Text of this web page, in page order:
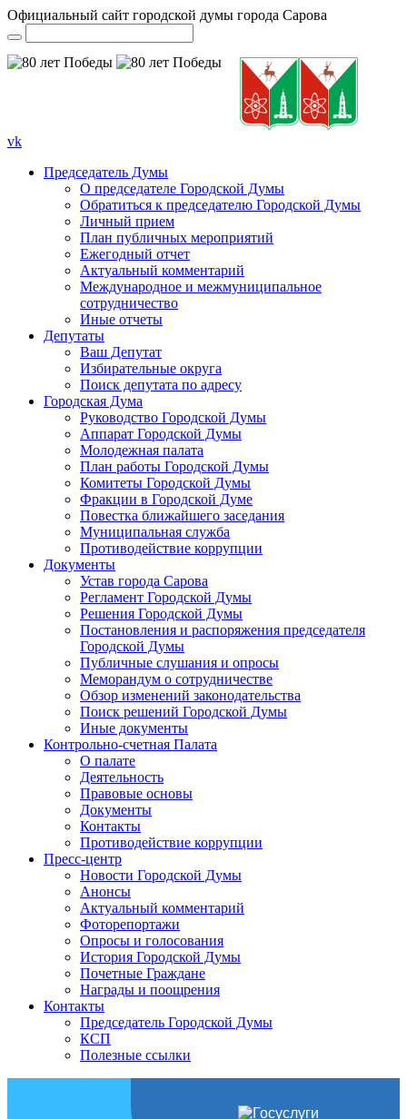
Официальный сайт городской думы города Сарова
vk
Председатель Думы
О председателе Городской Думы
Обратиться к председателю Городской Думы
Личный прием
План публичных мероприятий
Ежегодный отчет
Актуальный комментарий
Международное и межмуниципальное
сотрудничество
Иные отчеты
Депутаты
Ваш Депутат
Избирательные округа
Поиск депутата по адресу
Городская Дума
Руководство Городской Думы
Аппарат Городской Думы
Молодежная палата
План работы Городской Думы
Комитеты Городской Думы
Фракции в Городской Думе
Повестка ближайшего заседания
Муниципальная служба
Противодействие коррупции
Документы
Устав города Сарова
Регламент Городской Думы
Решения Городской Думы
Постановления и распоряжения председателя
Городской Думы
Публичные слушания и опросы
Меморандум о сотрудничестве
Обзор изменений законодательства
Поиск решений Городской Думы
Иные документы
Контрольно-счетная Палата
О палате
Деятельность
Правовые основы
Документы
Контакты
Противодействие коррупции
Пресс-центр
Новости Городской Думы
Анонсы
Актуальный комментарий
Фоторепортажи
Опросы и голосования
История Городской Думы
Почетные Граждане
Награды и поощрения
Контакты
Председатель Городской Думы
КСП
Полезные ссылки